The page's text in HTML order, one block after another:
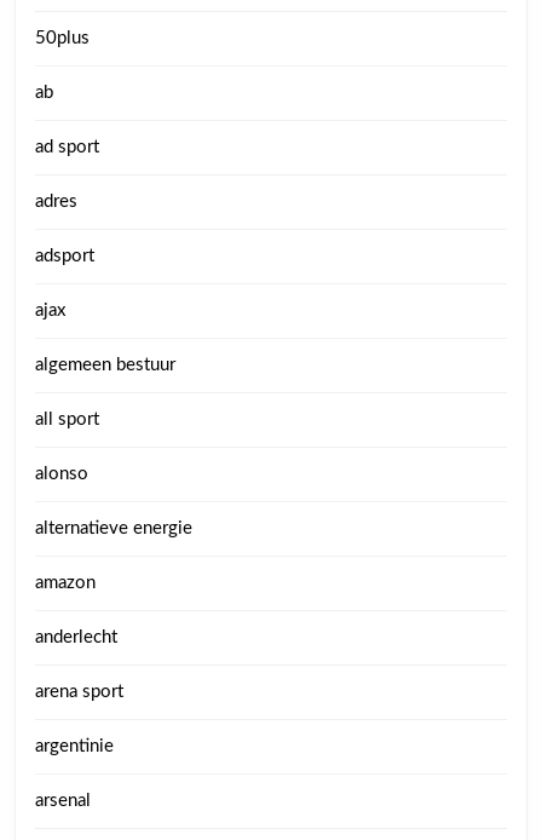
50plus
ab
ad sport
adres
adsport
ajax
algemeen bestuur
all sport
alonso
alternatieve energie
amazon
anderlecht
arena sport
argentinie
arsenal